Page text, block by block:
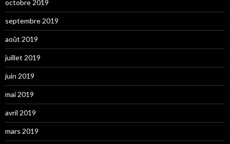
octobre 2019
septembre 2019
août 2019
juillet 2019
juin 2019
mai 2019
avril 2019
mars 2019